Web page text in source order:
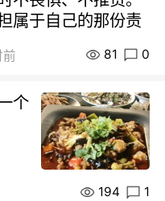
属于自己的那份责
前 81 0
个
194 1